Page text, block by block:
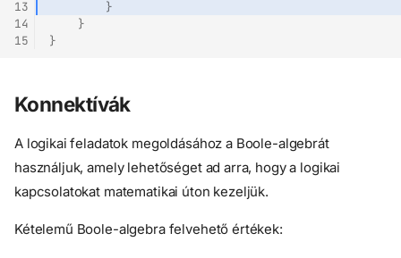
13
14
15
}
}
}
Konnektívák
A logikai feladatok megoldásához a Boole-algebrát
használjuk, amely lehetőséget ad arra, hogy a logikai
kapcsolatokat matematikai úton kezeljük.
Kételemű Boole-algebra felvehető értékek: